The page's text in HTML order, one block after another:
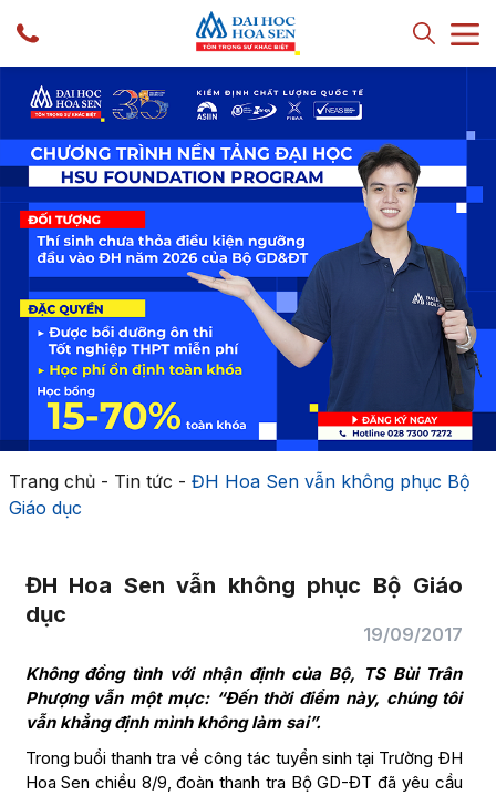
Trang chủ- Tin tức - ĐH Hoa Sen vẫn không phục Bộ
Giáo dục
ĐH Hoa Sen vẫn không phục Bộ Giáo
dục
19/09/2017
Không đồng tình với nhận định của Bộ, TS Bùi Trân
Phượng vẫn một mực: “Đến thời điểm này, chúng tôi
vẫn khẳng định mình không làm sai”.
Trong buổi thanh tra về công tác tuyển sinh tại Trường ĐH
Hoa Sen chiều 8/9, đoàn thanh tra Bộ GD-ĐT đã yêu cầu